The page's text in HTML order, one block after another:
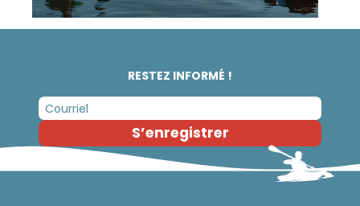
RESTEZ INFORMÉ !
S’enregistrer